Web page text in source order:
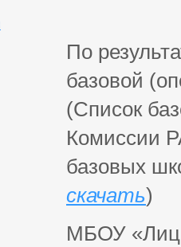
По
базовой
(Список
Комиссии
базовых
скачать)
МБОУ